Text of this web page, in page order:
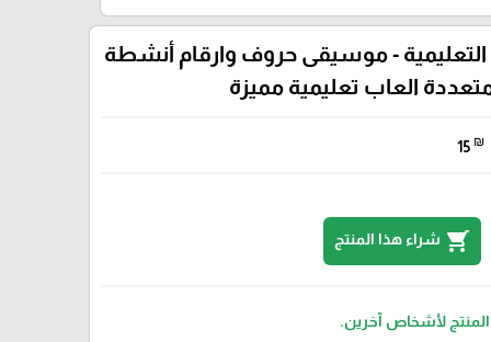
التعليمية - موسيقى حروف وارقام أنشطة
العاب تعليمية مميزة
15 ₪
shopping_cart شراء هذا المنتج
المنتج لأشخاص آخرين.